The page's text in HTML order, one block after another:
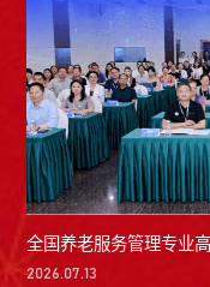
全国养老服务管理专业
2026.07.13